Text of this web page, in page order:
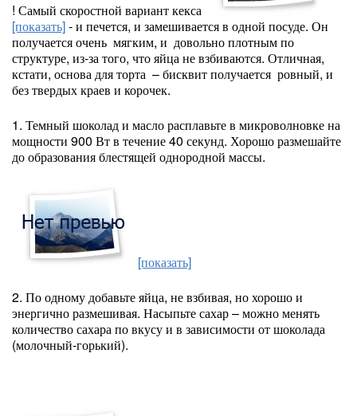
! Самый скоростной вариант кекса
[показать]- и печется, и замешивается в одной посуде. Он
получается очень мягким, и довольно плотным по
структуре, из-за того, что яйца не взбиваются. Отличная,
кстати, основа для торта – бисквит получается ровный, и
без твердых краев и корочек.
1. Темный шоколад и масло расплавьте в микроволновке на
мощности 900 Вт в течение 40 секунд. Хорошо размешайте
до образования блестящей однородной массы.
[показать]
2. По одному добавьте яйца, не взбивая, но хорошо и
энергично размешивая. Насыпьте сахар – можно менять
количество сахара по вкусу и в зависимости от шоколада
(молочный-горький).